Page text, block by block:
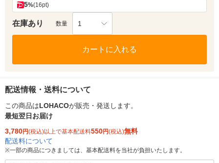
5%(16pt)
在庫あり 数量 1
カートに入れる
配送情報・送料について
この商品はLOHACOが販売・発送します。
最短翌日お届け
3,780円(税込)以上で基本配送料550円(税込)無料
配送料について
※一部の商品につきましては、基本配送料を当社が負担いたします。